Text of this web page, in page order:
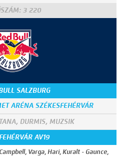
3 220
SALZBURG
ARÉNA SZÉKESFEHÉRVÁR
DURMIS, MUZSIK
AV19
Varga, Hari, Kuralt - Gaunce,